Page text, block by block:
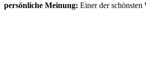
persönliche Meinung: Einer der